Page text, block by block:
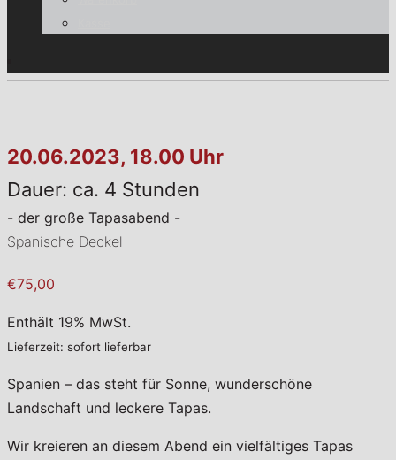
20.06.2023, 18.00 Uhr
Dauer: ca. 4 Stunden
- der große Tapasabend -
Spanische Deckel
€75,00
Enthält 19% MwSt.
Lieferzeit: sofort lieferbar
Spanien – das steht für Sonne, wunderschöne
Landschaft und leckere Tapas.
Wir kreieren an diesem Abend ein vielfältiges Tapas